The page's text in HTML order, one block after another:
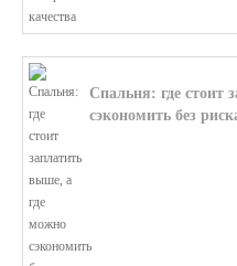
Спальня: где стоит
сэкономить без